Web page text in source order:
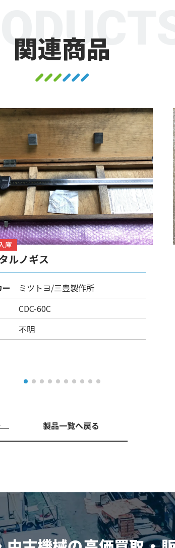
関連商品
庫
ルノギス
ミツトヨ/三豊製作所
CDC-60C
不明
製品一覧へ戻る